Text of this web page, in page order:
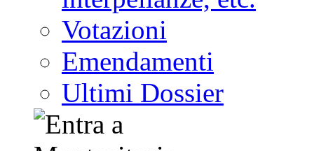
Votazioni
Emendamenti
Ultimi Dossier